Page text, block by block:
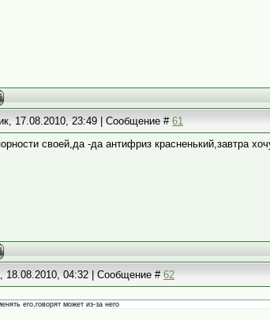
17.08.2010, 23:49 | Сообщение #61
своей,да -да антифриз красненький,завтра
18.08.2010, 04:32 | Сообщение #62
его,говорят может из-за него